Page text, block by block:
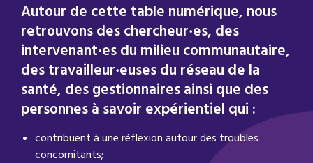
Autour de cette table numérique, nous
retrouvons des chercheur‧es, des
intervenant‧es du milieu communautaire,
des travailleur‧euses du réseau de la
santé, des gestionnaires ainsi que des
personnes à savoir expérientiel qui :
contribuent à une réflexion autour des troubles
concomitants;